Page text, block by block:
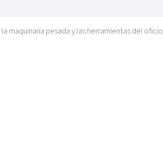
maquinaria pesada y las herramientas del oficio